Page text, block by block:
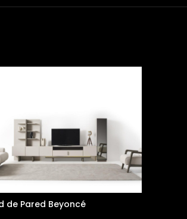
de Pared Beyoncé